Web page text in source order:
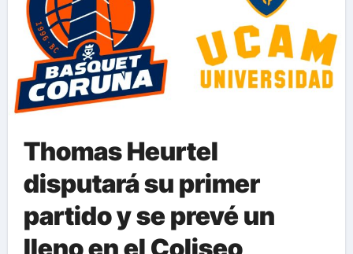
Thomas Heurtel
disputará su primer
partido y se prevé un